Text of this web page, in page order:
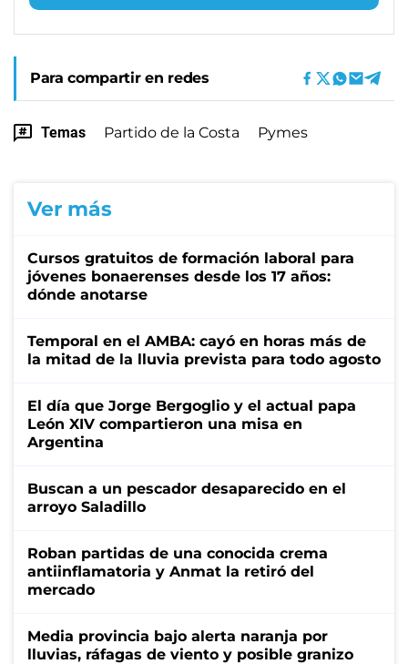
Para compartir en redes
Temas Partido de la Costa Pymes
Ver más
Cursos gratuitos de formación laboral para
jóvenes bonaerenses desde los 17 años:
dónde anotarse
Temporal en el AMBA: cayó en horas más de
la mitad de la lluvia prevista para todo agosto
El día que Jorge Bergoglio y el actual papa
León XIV compartieron una misa en
Argentina
Buscan a un pescador desaparecido en el
arroyo Saladillo
Roban partidas de una conocida crema
antiinflamatoria y Anmat la retiró del
mercado
Media provincia bajo alerta naranja por
lluvias, ráfagas de viento y posible granizo